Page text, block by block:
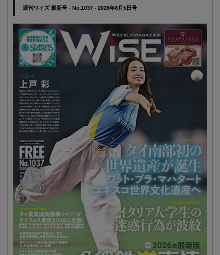
週刊ワイズ 最新号 - No.1037 - 2026年8月5日号